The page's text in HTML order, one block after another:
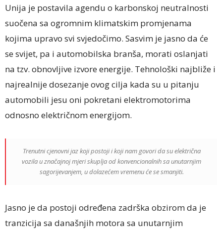
Unija je postavila agendu o karbonskoj neutralnosti
suočena sa ogromnim klimatskim promjenama
kojima upravo svi svjedočimo. Sasvim je jasno da će
se svijet, pa i automobilska branša, morati oslanjati
na tzv. obnovljive izvore energije. Tehnološki najbliže i
najrealnije dosezanje ovog cilja kada su u pitanju
automobili jesu oni pokretani elektromotorima
odnosno električnom energijom.
Trenutni cjenovni jaz koji postoji i koji nam govori da su električna
vozila u značajnoj mjeri skuplja od konvencionalnih sa unutarnjim
sagorijevanjem, u dolazećem vremenu će se smanjiti.
Jasno je da postoji određena zadrška obzirom da je
tranzicija sa današnjih motora sa unutarnjim